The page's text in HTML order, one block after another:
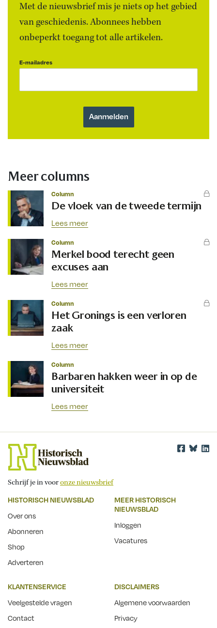
Met de nieuwsbrief mis je niets op het gebied
van geschiedenis. Abonnees hebben
onbeperkt toegang tot alle artikelen.
E-mailadres
Meer columns
Column
De vloek van de tweede termijn
Lees meer
Column
Merkel bood terecht geen
excuses aan
Lees meer
Column
Het Gronings is een verloren
zaak
Lees meer
Column
Barbaren hakken weer in op de
universiteit
Lees meer
Schrijf je in vooronze nieuwsbrief
HISTORISCH NIEUWSBLAD
Over ons
Abonneren
Shop
Adverteren
MEER HISTORISCH
NIEUWSBLAD
Inloggen
Vacatures
KLANTENSERVICE
Veelgestelde vragen
Contact
DISCLAIMERS
Algemene voorwaarden
Privacy